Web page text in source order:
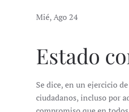
Mié, Ago 24
Estado
Se dice, en un ejercicio
ciudadanos, incluso por